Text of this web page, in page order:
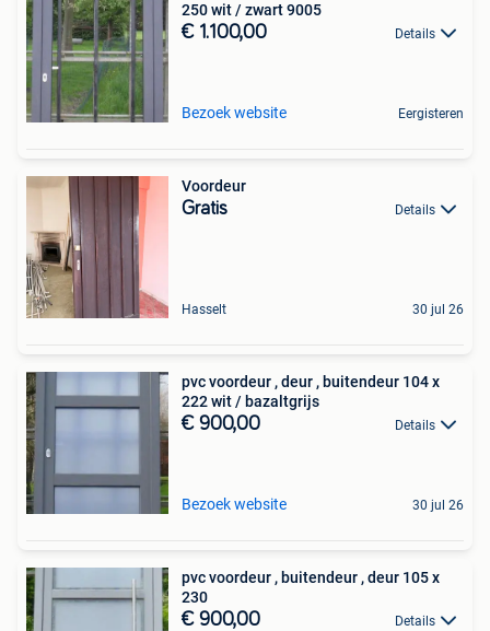
250 wit / zwart 9005
€ 1.100,00 Details
Bezoek website Eergisteren
Voordeur
Gratis Details
Hasselt 30 jul 26
pvc voordeur , deur , buitendeur 104 x
222 wit / bazaltgrijs
€ 900,00 Details
Bezoek website 30 jul 26
pvc voordeur , buitendeur , deur 105 x
230
€ 900,00 Details